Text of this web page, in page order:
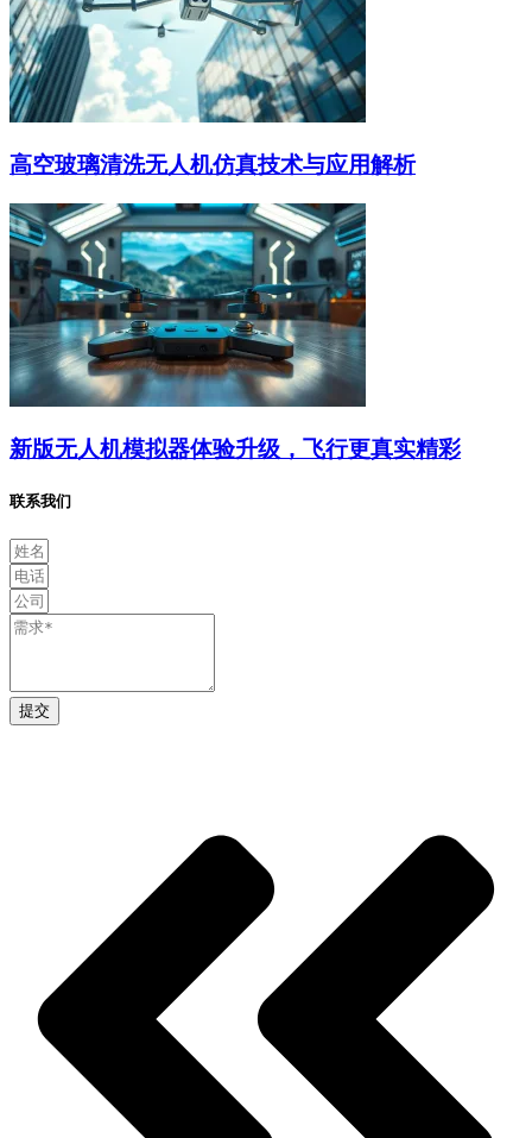
高空玻璃清洗无人机仿真技术与应用解析
新版无人机模拟器体验升级，飞行更真实精彩
联系我们
提交